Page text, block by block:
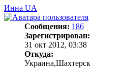
Инна UA
Сообщения: 186
Зарегистрирован:
31 окт 2012, 03:38
Откуда:
Украина,Шахтерск